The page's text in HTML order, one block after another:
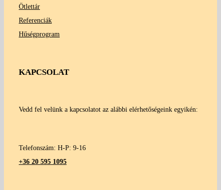
Ötlettár
Referenciák
Hűségprogram
KAPCSOLAT
Vedd fel velünk a kapcsolatot az alábbi elérhetőségeink egyikén:
Telefonszám: H-P: 9-16
+36 20 595 1095